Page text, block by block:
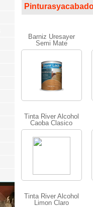
Barniz Uresayer
Semi Mate
Tinta River Alcohol
Caoba Clasico
Tinta River Alcohol
Limon Claro